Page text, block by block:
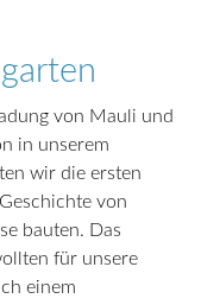
von Mauli und
in unserem
wir die ersten
von
bauten. Das
für unsere
einem